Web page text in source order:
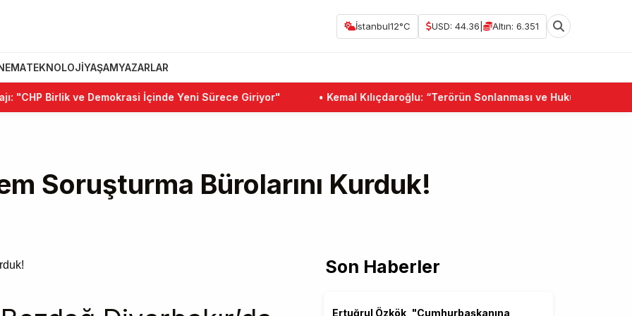
İstanbul12°C USD: 44.36 Altın: 6.351
TEKNOLOJIYAŞAMYAZARLAR
Birlik ve Demokrasi İçinde Yeni Sürece Giriyor" Kemal Kılıçdaroğlu: “Terörün Sonlanması ve Hukuk Devleti
Soruşturma Bürolarını Kurduk!
Son Haberler
Ertuğrul Özkök, "Cumhurbaşkanına